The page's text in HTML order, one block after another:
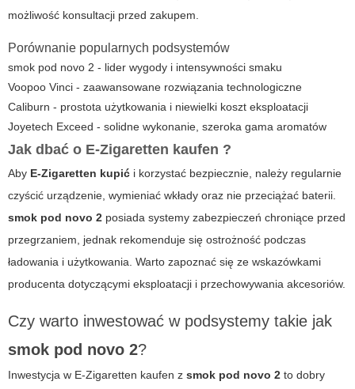
możliwość konsultacji przed zakupem.
Porównanie popularnych podsystemów
smok pod novo 2 - lider wygody i intensywności smaku
Voopoo Vinci - zaawansowane rozwiązania technologiczne
Caliburn - prostota użytkowania i niewielki koszt eksploatacji
Joyetech Exceed - solidne wykonanie, szeroka gama aromatów
Jak dbać o E-Zigaretten kaufen ?
Aby E-Zigaretten kupić i korzystać bezpiecznie, należy regularnie
czyścić urządzenie, wymieniać wkłady oraz nie przeciążać baterii.
smok pod novo 2 posiada systemy zabezpieczeń chroniące przed
przegrzaniem, jednak rekomenduje się ostrożność podczas
ładowania i użytkowania. Warto zapoznać się ze wskazówkami
producenta dotyczącymi eksploatacji i przechowywania akcesoriów.
Czy warto inwestować w podsystemy takie jak
smok pod novo 2?
Inwestycja w E-Zigaretten kaufen z smok pod novo 2 to dobry